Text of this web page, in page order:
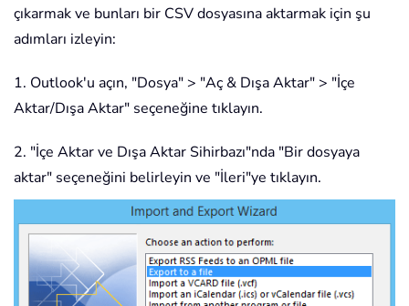
çıkarmak ve bunları bir CSV dosyasına aktarmak için şu
adımları izleyin:
1. Outlook'u açın, "Dosya" > "Aç & Dışa Aktar" > "İçe
Aktar/Dışa Aktar" seçeneğine tıklayın.
2. "İçe Aktar ve Dışa Aktar Sihirbazı"nda "Bir dosyaya
aktar" seçeneğini belirleyin ve "İleri"ye tıklayın.